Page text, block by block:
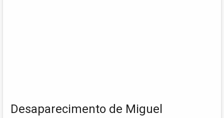
Desaparecimento de Miguel